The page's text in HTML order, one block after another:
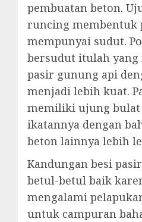
pembuatan beton.
runcing membentuk
mempunyai sudut.
bersudut itulah
pasir gunung api
menjadi lebih kuat.
memiliki ujung bulat
ikatannya dengan
beton lainnya lebih
Kandungan besi
betul-betul baik
mengalami
untuk campuran